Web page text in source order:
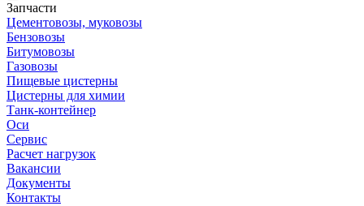
Запчасти
Цементовозы, муковозы
Бензовозы
Битумовозы
Газовозы
Пищевые цистерны
Цистерны для химии
Танк-контейнер
Оси
Сервис
Расчет нагрузок
Вакансии
Документы
Контакты